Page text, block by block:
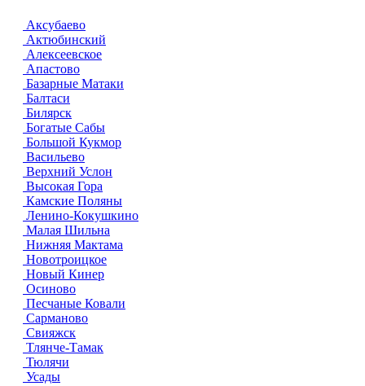
Аксубаево
Актюбинский
Алексеевское
Апастово
Базарные Матаки
Балтаси
Билярск
Богатые Сабы
Большой Кукмор
Васильево
Верхний Услон
Высокая Гора
Камские Поляны
Ленино-Кокушкино
Малая Шильна
Нижняя Мактама
Новотроицкое
Новый Кинер
Осиново
Песчаные Ковали
Сарманово
Свияжск
Тлянче-Тамак
Тюлячи
Усады